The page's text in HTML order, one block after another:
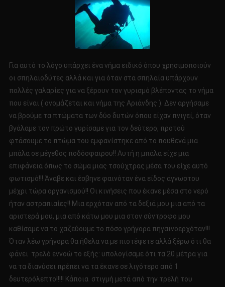
Για αυτό το λόγο υπάρχει ένα νήμα ειδικό όπου χρησιμοποιούν
οι σπηλαιοδύτες αλλά και για όταν στα σπηλαία υπάρχουν
πολλές γαλαρίες για να ξέρουν τον γυρισμό βλέποντας το νήμα
που είναι ( ονομάζεται και νήμα της Αριάνδης ). Δεν αργήσαμε
να βρούμε τα πτώματα των δύο δυτών όπου είχαν πνιγεί, όταν
βγάλαμε τον πρώτο γυρίσαμε για τον δεύτερο, προτού
φτάσουμε το πτώμα του εμφανίστηκε από το πουθενά μια
μπάλα σε μέγεθος ποδόσφαιρου!! Αυτή η μπάλα είχε μια
επιφάνεια όπως το σώμα μιας τσούχτρας μέσα του είχε αυτό
φωτισμό!!! Άναβε και έσβηνε φαινόταν ένα είδος άγνωστου
μέχρι τώρα οργανισμού!! Οι κινήσεις που έκανε μέσα στο νερό
ήταν αστραπιαίες!! Μια ερχόταν από τα δεξιά μου μια από τα
αριστερά μου, μια από κάτω μου μια στον σύντροφο μου
καθίσαμε να το χαζεύουμε το πόσο γρήγορα πηγαινοερχόταν!!!
Όταν λέω γρήγορα θα ήθελα να με πιστέψετε αλλά ξέρω ότι θα
φάνει τρελό εννοώ το εξής: υπολογίσαμε ότι τα 20 μέτρα για
να τα διανύσει πρέπει να τα έκανε σε λιγότερο από 1
δευτερόλεπτο!!!!! Κάποια στιγμή μετά από την τρελή του